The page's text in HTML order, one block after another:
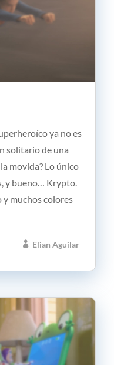
Elian Aguilar
ya no es
solitario de una
movida? Lo único
y bueno… Krypto.
muchos colores